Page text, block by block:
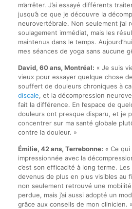
m’arrêter. J’ai essayé différents
jusqu’à ce que je découvre la
neurovertébrale. Non seulement j’ai
soulagement immédiat, mais les
maintenus dans le temps.
mes séances de yoga sans aucune
David, 60 ans, Montréal: « Je suis
vieux pour essayer quelque chose de
souffert de douleurs chroniques à
discale, et la décompression
fait la différence. En l’espace de
douleurs ont presque disparu, et je
concentrer sur ma santé globale
contre la douleur. »
Émilie, 42 ans, Terrebonne: « Ce qui
impressionnée avec la
c’est son efficacité à long terme.
devenus de plus en plus visibles au
non seulement retrouvé une
perdue, mais j’ai aussi adopté un
grâce aux conseils de mon clinicien. »